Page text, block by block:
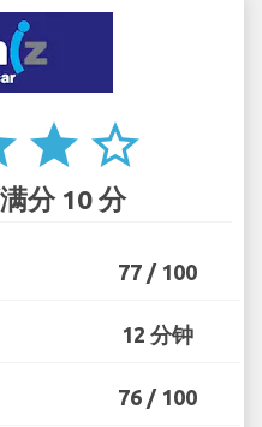
star star_border
分 10 分
77 / 100
12 分钟
76 / 100